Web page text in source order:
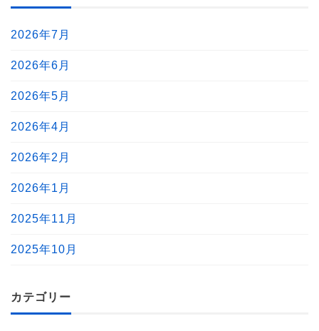
2026年7月
2026年6月
2026年5月
2026年4月
2026年2月
2026年1月
2025年11月
2025年10月
カテゴリー